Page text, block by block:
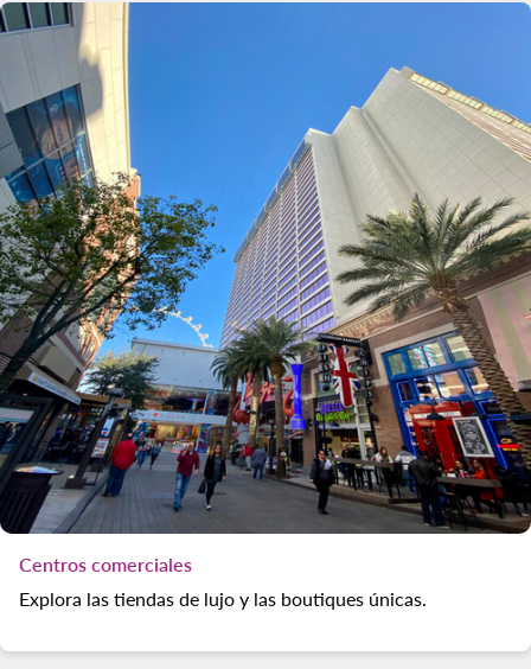
Centros comerciales
Explora las tiendas de lujo y las boutiques únicas.